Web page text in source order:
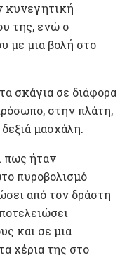
κυνεγητική
της, ενώ ο
με μια βολή στο
σκάγια σε διάφορα
στην πλάτη,
μασχάλη.
πως ήταν
πυροβολισμό
από τον δράστη
και σε μια
χέρια της στο